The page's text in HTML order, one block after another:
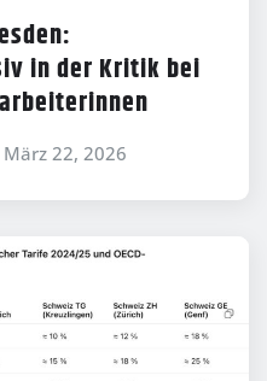
in der Kritik bei
März 22, 2026